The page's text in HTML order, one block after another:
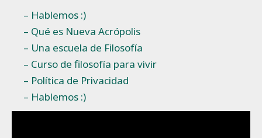
– Hablemos :)
– Qué es Nueva Acrópolis
– Una escuela de Filosofía
– Curso de filosofía para vivir
– Política de Privacidad
– Hablemos :)